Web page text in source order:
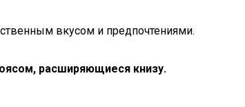
вкусом и предпочтениями.
расширяющиеся книзу.